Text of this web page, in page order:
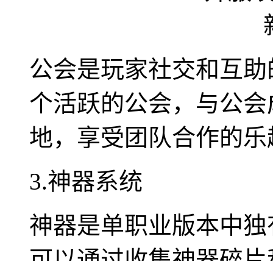
公会是玩家社交和互
个活跃的公会，与公
地，享受团队合作的乐
3.神器系统
神器是单职业版本中